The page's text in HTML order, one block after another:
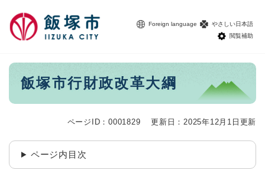
Foreign language
やさしい日本語
閲覧補助
本
飯塚市行財政改革大綱
ページID：0001829 更新日：2025年12月1日更新
ページ内目次